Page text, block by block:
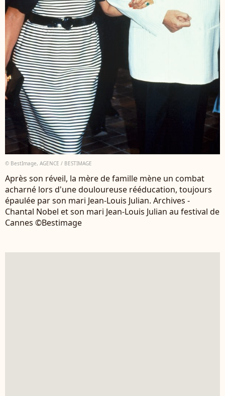
© BestImage, AGENCE / BESTIMAGE
Après son réveil, la mère de famille mène un combat
acharné lors d'une douloureuse rééducation, toujours
épaulée par son mari Jean-Louis Julian. Archives -
Chantal Nobel et son mari Jean-Louis Julian au festival de
Cannes ©Bestimage